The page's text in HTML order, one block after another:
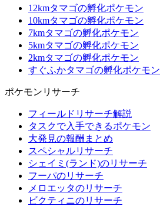
12kmタマゴの孵化ポケモン
10kmタマゴの孵化ポケモン
7kmタマゴの孵化ポケモン
5kmタマゴの孵化ポケモン
2kmタマゴの孵化ポケモン
すぐふかタマゴの孵化ポケモン
ポケモンリサーチ
フィールドリサーチ解説
タスクで入手できるポケモン
大発見の報酬まとめ
スペシャルリサーチ
シェイミ(ランド)のリサーチ
フーパのリサーチ
メロエッタのリサーチ
ビクティニのリサーチ